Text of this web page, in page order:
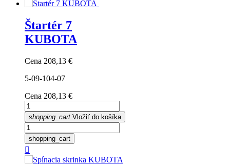
Štartér 7
KUBOTA
Cena 208,13 €
5-09-104-07
Cena 208,13 €
shopping_cart Vložiť do košíka
shopping_cart
